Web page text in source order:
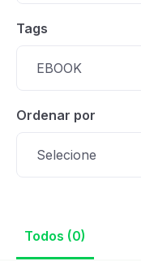
Tags
EBOOK
Ordenar por
Selecione
Todos (0)